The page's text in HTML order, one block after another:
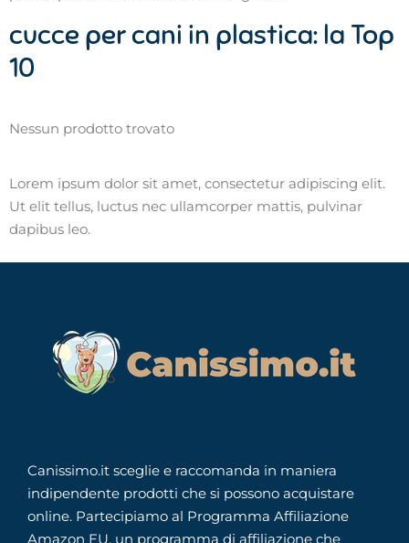
cucce per cani in plastica: la Top
10
Nessun prodotto trovato
Lorem ipsum dolor sit amet, consectetur adipiscing elit.
Ut elit tellus, luctus nec ullamcorper mattis, pulvinar
dapibus leo.
Canissimo.it sceglie e raccomanda in maniera
indipendente prodotti che si possono acquistare
online. Partecipiamo al Programma Affiliazione
Amazon EU, un programma di affiliazione che